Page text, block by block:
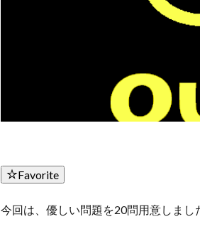
Favorite
今回は、優しい問題を20問用意しまし